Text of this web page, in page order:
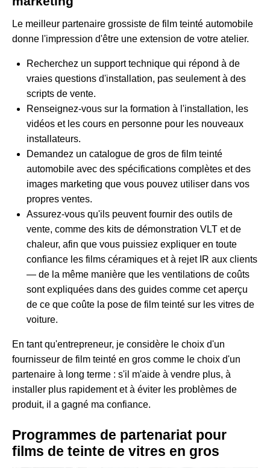
Le meilleur partenaire grossiste de film teinté automobile
donne l'impression d'être une extension de votre atelier.
Recherchez un support technique qui répond à de
vraies questions d'installation, pas seulement à des
scripts de vente.
Renseignez-vous sur la formation à l'installation, les
vidéos et les cours en personne pour les nouveaux
installateurs.
Demandez un catalogue de gros de film teinté
automobile avec des spécifications complètes et des
images marketing que vous pouvez utiliser dans vos
propres ventes.
Assurez-vous qu'ils peuvent fournir des outils de
vente, comme des kits de démonstration VLT et de
chaleur, afin que vous puissiez expliquer en toute
confiance les films céramiques et à rejet IR aux clients
— de la même manière que les ventilations de coûts
sont expliquées dans des guides comme cet aperçu
de ce que coûte la pose de film teinté sur les vitres de
voiture.
En tant qu'entrepreneur, je considère le choix d'un
fournisseur de film teinté en gros comme le choix d'un
partenaire à long terme : s'il m'aide à vendre plus, à
installer plus rapidement et à éviter les problèmes de
produit, il a gagné ma confiance.
Programmes de partenariat pour
films de teinte de vitres en gros